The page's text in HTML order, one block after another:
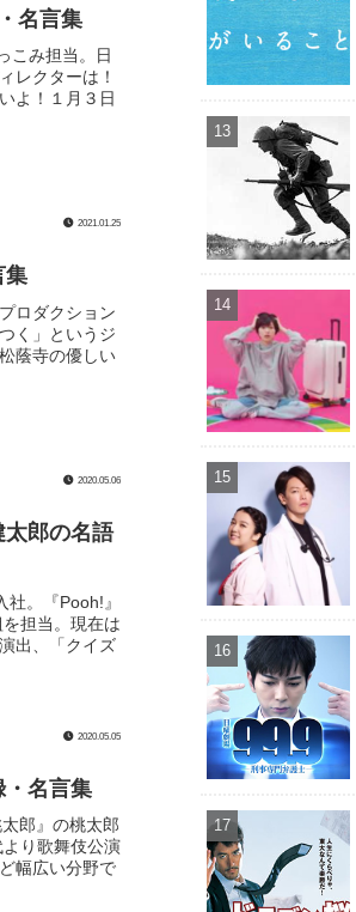
名言集
こみ担当。日
レクターは！
よ！１月３日
2021.01.25
集
ロダクション
く」というジ
蔭寺の優しい
2020.05.06
太郎の名語
。『Pooh!』
担当。現在は
出、「クイズ
2020.05.05
・名言集
郎』の桃太郎
り歌舞伎公演
幅広い分野で